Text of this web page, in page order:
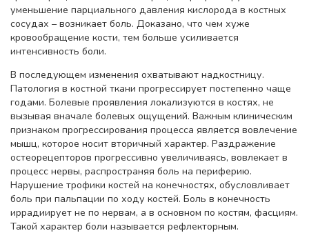
уменьшение парциального давления кислорода в костных
сосудах – возникает боль. Доказано, что чем хуже
кровообращение кости, тем больше усиливается
интенсивность боли.
В последующем изменения охватывают надкостницу.
Патология в костной ткани прогрессирует постепенно чаще
годами. Болевые проявления локализуются в костях, не
вызывая вначале болевых ощущений. Важным клиническим
признаком прогрессирования процесса является вовлечение
мышц, которое носит вторичный характер. Раздражение
остеорецепторов прогрессивно увеличиваясь, вовлекает в
процесс нервы, распространяя боль на периферию.
Нарушение трофики костей на конечностях, обусловливает
боль при пальпации по ходу костей. Боль в конечность
иррадиирует не по нервам, а в основном по костям, фасциям.
Такой характер боли называется рефлекторным.